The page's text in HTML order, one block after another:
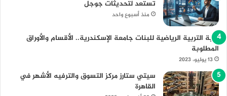
تستعد لتحديثات جوجل
منذ أسبوع واحد
كلية التربية الرياضية للبنات جامعة الإسكندرية.. الأقسام والأوراق
المطلوبة
13 يوليو، 2023
سيتي ستارز مركز التسوق والترفيه الأشهر في
القاهرة